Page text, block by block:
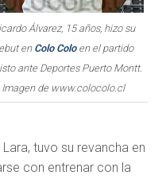
Álvarez, 15 años, hizo su
en Colo Coloen el partido
ante Deportes Puerto Montt.
Imagen de www.colocolo.cl
tuvo su revancha en
con entrenar con la